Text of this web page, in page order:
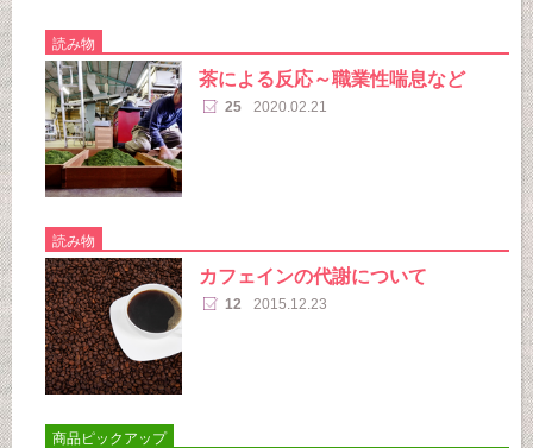
読み物
茶による反応～職業性喘息など
25 2020.02.21
読み物
カフェインの代謝について
12 2015.12.23
商品ピックアップ